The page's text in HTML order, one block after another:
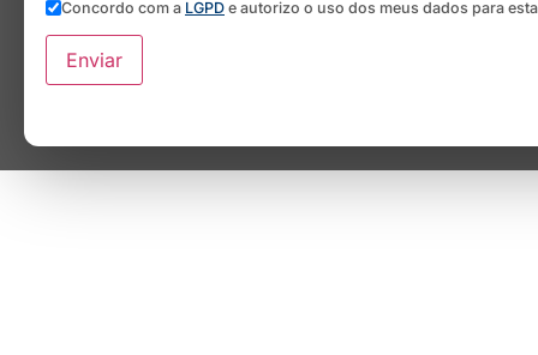
Concordo com a LGPD e autorizo o uso dos meus dados para
Enviar